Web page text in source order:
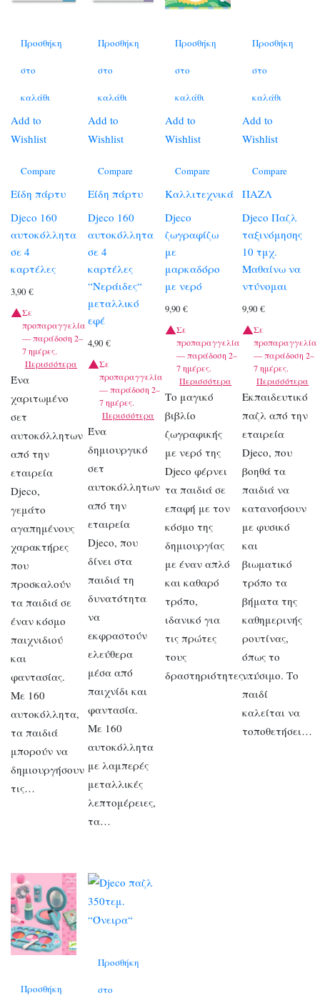
Προσθήκη
στο
καλάθι
Add to
Wishlist
Compare
Είδη πάρτυ
Djeco 160
αυτοκόλλητα
σε 4
καρτέλες
3,90 €
Σε
προπαραγγελία
— παράδοση 2–
7 ημέρες.
Περισσότερα
Ένα
χαριτωμένο
σετ
αυτοκόλλητων
από την
εταιρεία
Djeco,
γεμάτο
αγαπημένους
χαρακτήρες
που
προσκαλούν
τα παιδιά σε
έναν κόσμο
παιχνιδιού
και
φαντασίας.
Με 160
αυτοκόλλητα,
τα παιδιά
μπορούν να
δημιουργήσουν
τις…
Προσθήκη
στο
καλάθι
Add to
Wishlist
Compare
Είδη πάρτυ
Djeco 160
αυτοκόλλητα
σε 4
καρτέλες
“Νεράιδες“
μεταλλικό
εφέ
4,90€
Σε
προπαραγγελία
— παράδοση 2–
7 ημέρες.
Περισσότερα
Ένα
δημιουργικό
σετ
αυτοκόλλητων
από την
εταιρεία
Djeco, που
δίνει στα
παιδιά τη
δυνατότητα
να
εκφραστούν
ελεύθερα
μέσα από
παιχνίδι και
φαντασία.
Με 160
αυτοκόλλητα
με λαμπερές
μεταλλικές
λεπτομέρειες,
τα…
Προσθήκη
στο
καλάθι
Add to
Wishlist
Compare
Καλλιτεχνικά
Djeco
ζωγραφίζω
με
μαρκαδόρο
με νερό
9,90€
Σε
προπαραγγελία
— παράδοση 2–
7 ημέρες.
Περισσότερα
Το μαγικό
βιβλίο
ζωγραφικής
με νερό της
Djeco φέρνει
τα παιδιά σε
επαφή με τον
κόσμο της
δημιουργίας
με έναν απλό
και καθαρό
τρόπο,
ιδανικό για
τις πρώτες
τους
δραστηριότητες….
Προσθήκη
στο
καλάθι
Add to
Wishlist
Compare
ΠΑΖΛ
Djeco Παζλ
ταξινόμησης
10 τμχ.
Μαθαίνω να
ντύνομαι
9,90€
Σε
προπαραγγελία
— παράδοση 2–
7 ημέρες.
Περισσότερα
Εκπαιδευτικό
παζλ από την
εταιρεία
Djeco, που
βοηθά τα
παιδιά να
κατανοήσουν
με φυσικό
και
βιωματικό
τρόπο τα
βήματα της
καθημερινής
ρουτίνας,
όπως το
ντύσιμο. Το
παιδί
καλείται να
τοποθετήσει…
Προσθήκη
Προσθήκη
στο